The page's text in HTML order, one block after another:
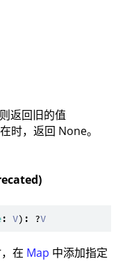
返回旧的值
时，返回 None。
: V): ?V
在 Map 中添加指定